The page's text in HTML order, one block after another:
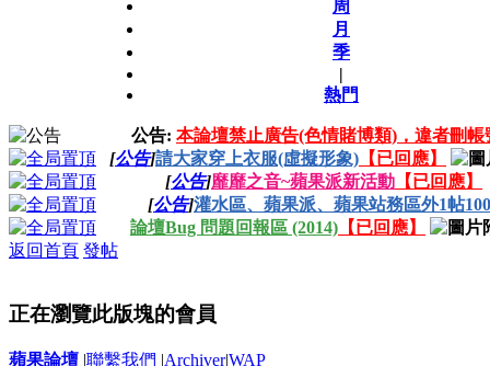
周
月
季
|
熱門
公告: 本論壇禁止廣告(色情賭博類)，違者刪帳
[公告]請大家穿上衣服(虛擬形象) 【已回應】
[公告]靡靡之音~蘋果派新活動 【已回應】
[公告]灌水區、蘋果派、蘋果站務區外1帖
論壇Bug 問題回報區 (2014) 【已回應】
返回首頁 發帖
正在瀏覽此版塊的會員
蘋果論壇 |聯繫我們 |Archiver|WAP